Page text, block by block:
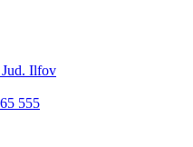
Ilfov
555